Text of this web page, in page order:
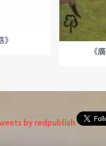
》
《
by redpublish